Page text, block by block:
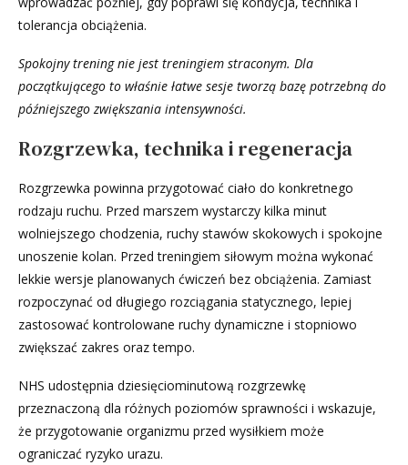
tolerancja obciążenia.
Spokojny trening nie jest treningiem straconym. Dla
początkującego to właśnie łatwe sesje tworzą bazę potrzebną do
późniejszego zwiększania intensywności.
Rozgrzewka, technika i regeneracja
Rozgrzewka powinna przygotować ciało do konkretnego
rodzaju ruchu. Przed marszem wystarczy kilka minut
wolniejszego chodzenia, ruchy stawów skokowych i spokojne
unoszenie kolan. Przed treningiem siłowym można wykonać
lekkie wersje planowanych ćwiczeń bez obciążenia. Zamiast
rozpoczynać od długiego rozciągania statycznego, lepiej
zastosować kontrolowane ruchy dynamiczne i stopniowo
zwiększać zakres oraz tempo.
NHS udostępnia dziesięciominutową rozgrzewkę
przeznaczoną dla różnych poziomów sprawności i wskazuje,
że przygotowanie organizmu przed wysiłkiem może
ograniczać ryzyko urazu.